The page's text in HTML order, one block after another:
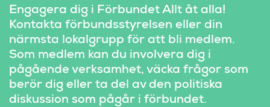
Engagera dig i Förbundet Allt åt alla!
Kontakta förbundsstyrelsen eller din
närmsta lokalgrupp för att bli medlem.
Som medlem kan du involvera dig i
pågående verksamhet, väcka frågor som
berör dig eller ta del av den politiska
diskussion som pågår i förbundet.